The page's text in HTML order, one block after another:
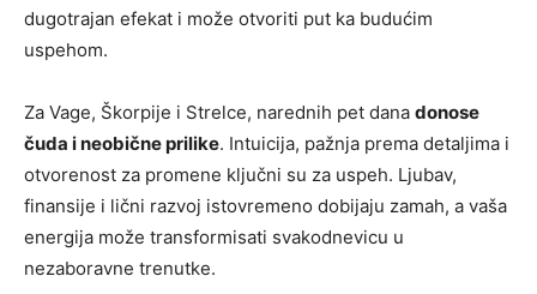
dugotrajan efekat i može otvoriti put ka budućim
uspehom.
Za Vage, Škorpije i Strelce, narednih pet dana donose
čuda i neobične prilike. Intuicija, pažnja prema detaljima i
otvorenost za promene ključni su za uspeh. Ljubav,
finansije i lični razvoj istovremeno dobijaju zamah, a vaša
energija može transformisati svakodnevicu u
nezaboravne trenutke.